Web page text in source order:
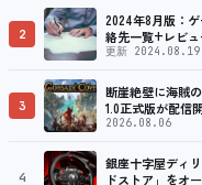
2
2024年8月版：
絡先一覧+レビ
更新 2024.08.19
3
断崖絶壁に海賊
1.0正式版が配信
2026.08.06
4
銀座十字屋ディ
ドストア」をオ